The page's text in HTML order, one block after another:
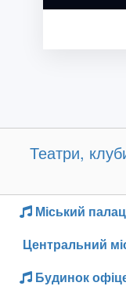
Театри,
Міський
Центральний
Будинок